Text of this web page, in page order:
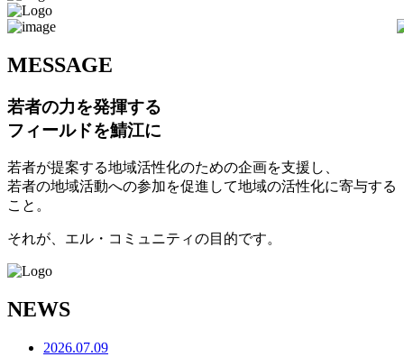
MESSAGE
若者の力を発揮する
フィールドを鯖江に
若者が提案する地域活性化のための企画を支援し、
若者の地域活動への参加を促進して地域の活性化に寄与する
こと。
それが、エル・コミュニティの目的です。
NEWS
2026.07.09